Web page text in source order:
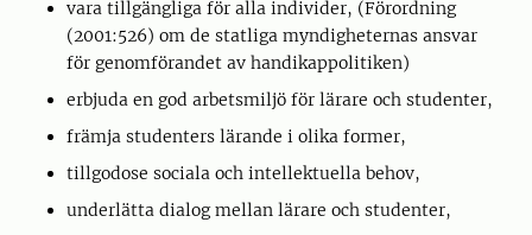
vara tillgängliga för alla individer, (Förordning
(2001:526) om de statliga myndigheternas ansvar
för genomförandet av handikappolitiken)
erbjuda en god arbetsmiljö för lärare och studenter,
främja studenters lärande i olika former,
tillgodose sociala och intellektuella behov,
underlätta dialog mellan lärare och studenter,